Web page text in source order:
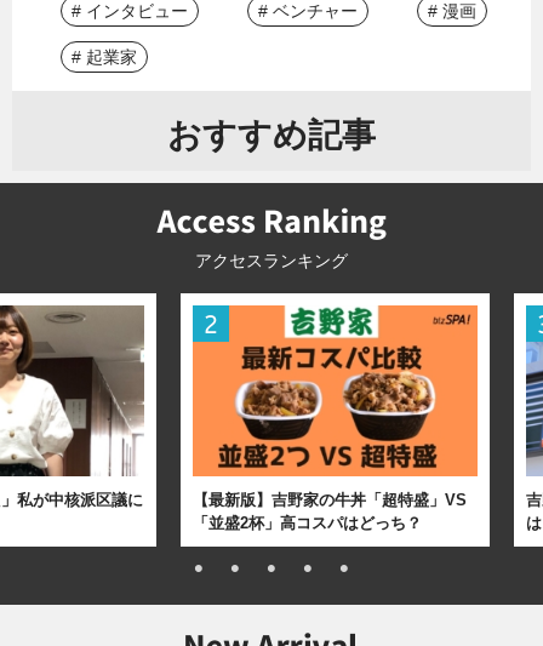
# インタビュー # ベンチャー # 漫画
# 起業家
おすすめ記事
アクセスランキング
私が中核派区議に
【最新版】吉野家の牛丼「超特盛」VS
「並盛2杯」高コスパはどっち？